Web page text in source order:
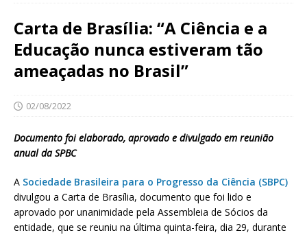
Carta de Brasília: “A Ciência e a
Educação nunca estiveram tão
ameaçadas no Brasil”
02/08/2022
Documento foi elaborado, aprovado e divulgado em reunião
anual da SPBC
A Sociedade Brasileira para o Progresso da Ciência (SBPC)
divulgou a Carta de Brasília, documento que foi lido e
aprovado por unanimidade pela Assembleia de Sócios da
entidade, que se reuniu na última quinta-feira, dia 29, durante